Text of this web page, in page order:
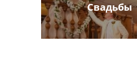
Свадьбы